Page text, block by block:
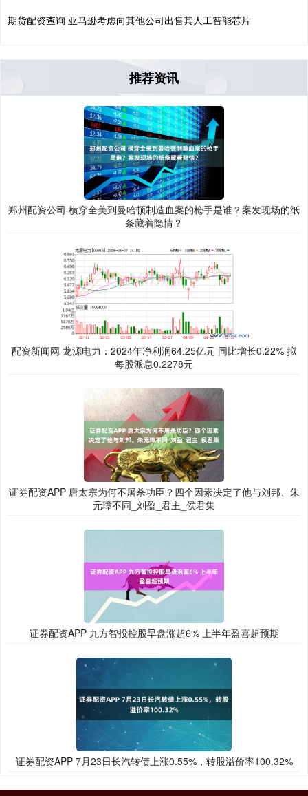
期货配资查询 亚马逊考虑向其他公司出售其人工智能芯片
推荐资讯
郑州配资公司 横穿全美到曼哈顿制造血案的枪手是谁？案发现场的纸
条藏着隐情？
配资新闻网 龙源电力：2024年净利润64.25亿元 同比增长0.22% 拟
每股派息0.2278元
证券配资APP 唐太宗为何不屠杀功臣？四个因素决定了他与刘邦、朱
元璋不同_刘盈_君主_侯君集
证券配资APP 九方智投控股早盘涨超6% 上半年盈喜超预期
证券配资APP 7月23日长汽转债上涨0.55%，转股溢价率100.32%